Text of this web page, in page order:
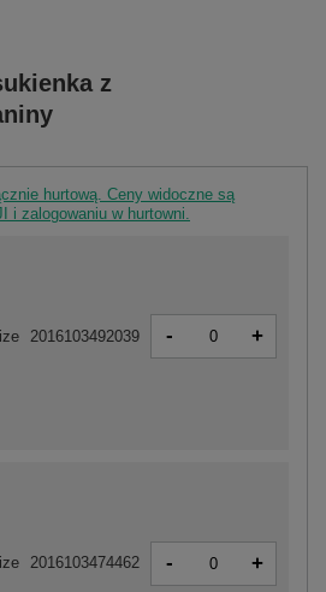
z
hurtową. Ceny widoczne są
i zalogowaniu w hurtowni.
2016103492039 - +
2016103474462 - +